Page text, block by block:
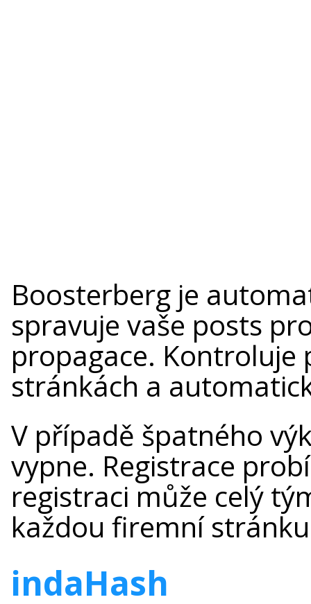
Boosterberg je
spravuje vaše posts
propagace.
stránkách a
V případě špatného
vypne. Registrace
registraci může celý
každou firemní
indaHash